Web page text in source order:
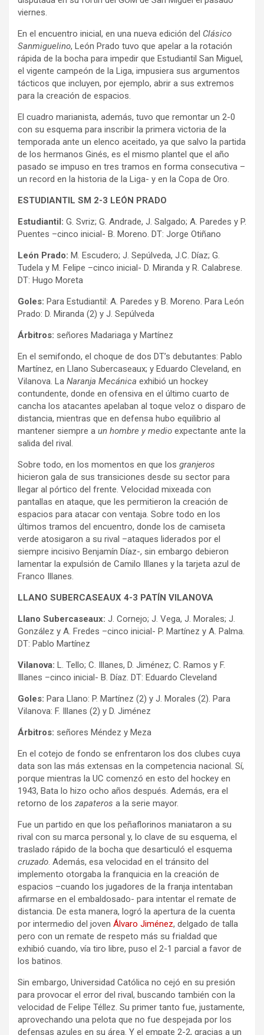
viernes.
En el encuentro inicial, en una nueva edición del Clásico
Sanmiguelino, León Prado tuvo que apelar a la rotación
rápida de la bocha para impedir que Estudiantil San Miguel,
el vigente campeón de la Liga, impusiera sus argumentos
tácticos que incluyen, por ejemplo, abrir a sus extremos
para la creación de espacios.
El cuadro marianista, además, tuvo que remontar un 2-0
con su esquema para inscribir la primera victoria de la
temporada ante un elenco aceitado, ya que salvo la partida
de los hermanos Ginés, es el mismo plantel que el año
pasado se impuso en tres tramos en forma consecutiva –
un record en la historia de la Liga- y en la Copa de Oro.
ESTUDIANTIL SM 2-3 LEÓN PRADO
Estudiantil: G. Svriz; G. Andrade, J. Salgado; A. Paredes y P.
Puentes –cinco inicial- B. Moreno. DT: Jorge Otiñano
León Prado: M. Escudero; J. Sepúlveda, J.C. Díaz; G.
Tudela y M. Felipe –cinco inicial- D. Miranda y R. Calabrese.
DT: Hugo Moreta
Goles: Para Estudiantil: A. Paredes y B. Moreno. Para León
Prado: D. Miranda (2) y J. Sepúlveda
Árbitros: señores Madariaga y Martínez
En el semifondo, el choque de dos DT’s debutantes: Pablo
Martínez, en Llano Subercaseaux; y Eduardo Cleveland, en
Vilanova. La Naranja Mecánica exhibió un hockey
contundente, donde en ofensiva en el último cuarto de
cancha los atacantes apelaban al toque veloz o disparo de
distancia, mientras que en defensa hubo equilibrio al
mantener siempre a un hombre y medio expectante ante la
salida del rival.
Sobre todo, en los momentos en que los granjeros
hicieron gala de sus transiciones desde su sector para
llegar al pórtico del frente. Velocidad mixeada con
pantallas en ataque, que les permitieron la creación de
espacios para atacar con ventaja. Sobre todo en los
últimos tramos del encuentro, donde los de camiseta
verde atosigaron a su rival –ataques liderados por el
siempre incisivo Benjamín Díaz-, sin embargo debieron
lamentar la expulsión de Camilo Illanes y la tarjeta azul de
Franco Illanes.
LLANO SUBERCASEAUX 4-3 PATÍN VILANOVA
Llano Subercaseaux: J. Cornejo; J. Vega, J. Morales; J.
González y A. Fredes –cinco inicial- P. Martínez y A. Palma.
DT: Pablo Martínez
Vilanova: L. Tello; C. Illanes, D. Jiménez; C. Ramos y F.
Illanes –cinco inicial- B. Díaz. DT: Eduardo Cleveland
Goles: Para Llano: P. Martínez (2) y J. Morales (2). Para
Vilanova: F. Illanes (2) y D. Jiménez
Árbitros: señores Méndez y Meza
En el cotejo de fondo se enfrentaron los dos clubes cuya
data son las más extensas en la competencia nacional. Sí,
porque mientras la UC comenzó en esto del hockey en
1943, Bata lo hizo ocho años después. Además, era el
retorno de los zapateros a la serie mayor.
Fue un partido en que los peñaflorinos maniataron a su
rival con su marca personal y, lo clave de su esquema, el
traslado rápido de la bocha que desarticuló el esquema
cruzado. Además, esa velocidad en el tránsito del
implemento otorgaba la franquicia en la creación de
espacios –cuando los jugadores de la franja intentaban
afirmarse en el embaldosado- para intentar el remate de
distancia. De esta manera, logró la apertura de la cuenta
por intermedio del joven Álvaro Jiménez, delgado de talla
pero con un remate de respeto más su frialdad que
exhibió cuando, vía tiro libre, puso el 2-1 parcial a favor de
los batinos.
Sin embargo, Universidad Católica no cejó en su presión
para provocar el error del rival, buscando también con la
velocidad de Felipe Téllez. Su primer tanto fue, justamente,
aprovechando una pelota que no fue despejada por los
defensas azules en su área. Y el empate 2-2, gracias a un